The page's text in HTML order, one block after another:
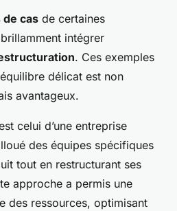
cas de certaines
intégrer
. Ces exemples
délicat est non
avantageux.
celui d’une entreprise
des équipes spécifiques
tout en restructurant ses
approche a permis une
des ressources, optimisant